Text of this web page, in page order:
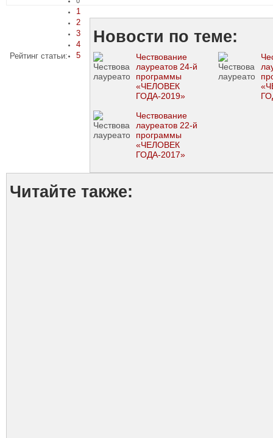
Рейтинг статьи:
1
2
3
4
5
Новости по теме:
Чествование
лауреатов 24-й
программы
«ЧЕЛОВЕК
ГОДА-2019»
Чествование
лауреатов 22-й
программы
«ЧЕЛОВЕК
ГОДА-2017»
Читайте также: